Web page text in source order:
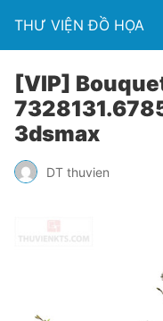
THƯ VIỆN ĐỒ HỌA
[VIP]
3dsmax
DT thuvien